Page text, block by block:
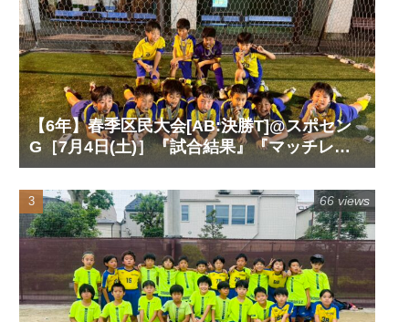
【6年】春季区民大会[AB:決勝T]@スポセン
G［7月4日(土)］『試合結果』『マッチレポ
ート』『試合動画』
66 views